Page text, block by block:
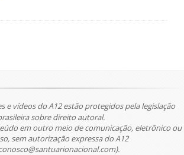
e vídeos do A12 estão protegidos pela legislação
sobre direito autoral.
em outro meio de comunicação, eletrônico ou
sem autorização expressa do A12